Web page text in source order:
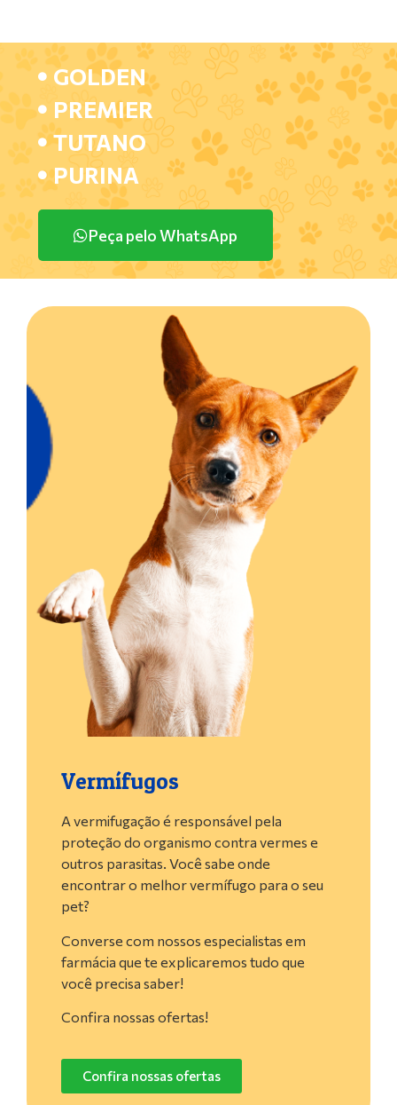
GOLDEN
PREMIER
TUTANO
PURINA
Peça pelo WhatsApp
Vermífugos
A vermifugação é responsável pela
proteção do organismo contra vermes e
outros parasitas. Você sabe onde
encontrar o melhor vermífugo para o seu
pet?
Converse com nossos especialistas em
farmácia que te explicaremos tudo que
você precisa saber!
Confira nossas ofertas!
Confira nossas ofertas